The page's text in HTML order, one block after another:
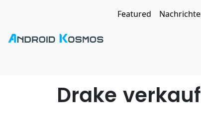
Featured
Drake